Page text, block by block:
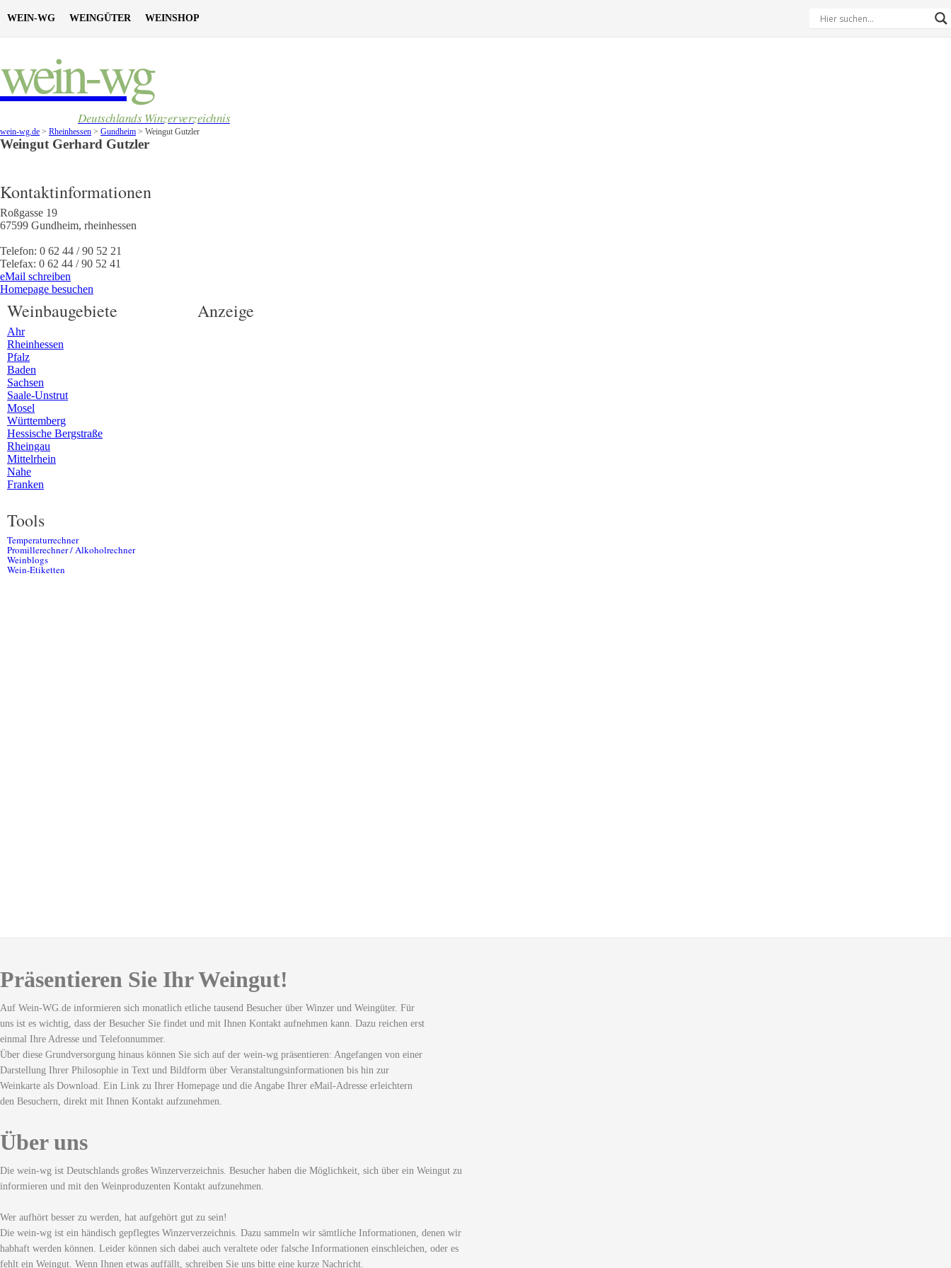
WEIN-WG WEINGÜTER WEINSHOP
wein-wg
Deutschlands Winzerverzeichnis
wein-wg.de > Rheinhessen > Gundheim > Weingut Gutzler
Weingut Gerhard Gutzler
Kontaktinformationen
Roßgasse 19
67599 Gundheim, rheinhessen
Telefon: 0 62 44 / 90 52 21
Telefax: 0 62 44 / 90 52 41
eMail schreiben
Homepage besuchen
Weinbaugebiete
Ahr
Rheinhessen
Pfalz
Baden
Sachsen
Saale-Unstrut
Mosel
Württemberg
Hessische Bergstraße
Rheingau
Mittelrhein
Nahe
Franken
Tools
Temperaturrechner
Promillerechner / Alkoholrechner
Weinblogs
Wein-Etiketten
Anzeige
Präsentieren Sie Ihr Weingut!
Auf Wein-WG.de informieren sich monatlich etliche tausend Besucher über Winzer und Weingüter. Für
uns ist es wichtig, dass der Besucher Sie findet und mit Ihnen Kontakt aufnehmen kann. Dazu reichen erst
einmal Ihre Adresse und Telefonnummer.
Über diese Grundversorgung hinaus können Sie sich auf der wein-wg präsentieren: Angefangen von einer
Darstellung Ihrer Philosophie in Text und Bildform über Veranstaltungsinformationen bis hin zur
Weinkarte als Download. Ein Link zu Ihrer Homepage und die Angabe Ihrer eMail-Adresse erleichtern
den Besuchern, direkt mit Ihnen Kontakt aufzunehmen.
Über uns
Die wein-wg ist Deutschlands großes Winzerverzeichnis. Besucher haben die Möglichkeit, sich über ein Weingut zu
informieren und mit den Weinproduzenten Kontakt aufzunehmen.
Wer aufhört besser zu werden, hat aufgehört gut zu sein!
Die wein-wg ist ein händisch gepflegtes Winzerverzeichnis. Dazu sammeln wir sämtliche Informationen, denen wir
habhaft werden können. Leider können sich dabei auch veraltete oder falsche Informationen einschleichen, oder es
fehlt ein Weingut. Wenn Ihnen etwas auffällt, schreiben Sie uns bitte eine kurze Nachricht.